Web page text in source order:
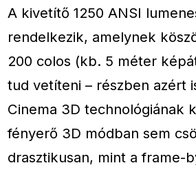
A kivetítő 1250 ANSI
rendelkezik, amelynek
200 colos (kb. 5 méter
tud vetíteni – részben azért
Cinema 3D technológiának
fényerő 3D módban sem
drasztikusan, mint a frame-